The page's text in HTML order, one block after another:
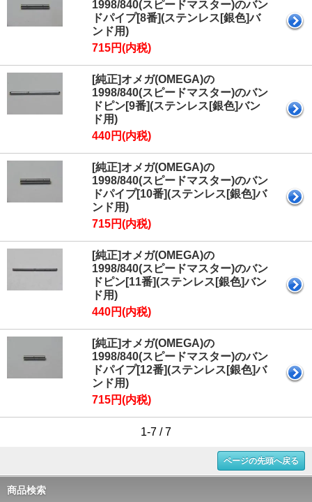
1998/840(スピードマスター)のバン
ドパイプ[8番](ステンレス[銀色]バ
ンド用)
715円(内税)
[純正]オメガ(OMEGA)の
1998/840(スピードマスター)のバン
ドピン[9番](ステンレス[銀色]バン
ド用)
440円(内税)
[純正]オメガ(OMEGA)の
1998/840(スピードマスター)のバン
ドパイプ[10番](ステンレス[銀色]バ
ンド用)
715円(内税)
[純正]オメガ(OMEGA)の
1998/840(スピードマスター)のバン
ドピン[11番](ステンレス[銀色]バン
ド用)
440円(内税)
[純正]オメガ(OMEGA)の
1998/840(スピードマスター)のバン
ドパイプ[12番](ステンレス[銀色]バ
ンド用)
715円(内税)
1-7 / 7
ページの先頭へ戻る
商品検索